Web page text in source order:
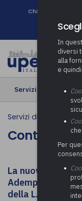
Chi siamo
Servizi di Supporto›
Servizi di Supporto
Controllo
La nuova
Adempimento a
della L.R. 33/
In
diversi
alla
e
Per